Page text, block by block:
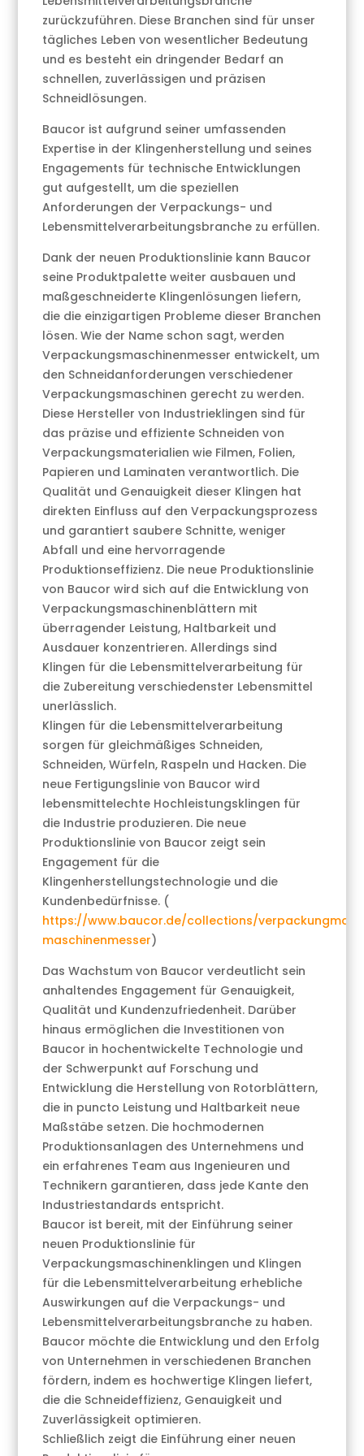
zurückzuführen. Diese Branchen sind für unser
tägliches Leben von wesentlicher Bedeutung
und es besteht ein dringender Bedarf an
schnellen, zuverlässigen und präzisen
Schneidlösungen.
Baucor ist aufgrund seiner umfassenden
Expertise in der Klingenherstellung und seines
Engagements für technische Entwicklungen
gut aufgestellt, um die speziellen
Anforderungen der Verpackungs- und
Lebensmittelverarbeitungsbranche zu erfüllen.
Dank der neuen Produktionslinie kann Baucor
seine Produktpalette weiter ausbauen und
maßgeschneiderte Klingenlösungen liefern,
die die einzigartigen Probleme dieser Branchen
lösen. Wie der Name schon sagt, werden
Verpackungsmaschinenmesser entwickelt, um
den Schneidanforderungen verschiedener
Verpackungsmaschinen gerecht zu werden.
Diese Hersteller von Industrieklingen sind für
das präzise und effiziente Schneiden von
Verpackungsmaterialien wie Filmen, Folien,
Papieren und Laminaten verantwortlich. Die
Qualität und Genauigkeit dieser Klingen hat
direkten Einfluss auf den Verpackungsprozess
und garantiert saubere Schnitte, weniger
Abfall und eine hervorragende
Produktionseffizienz. Die neue Produktionslinie
von Baucor wird sich auf die Entwicklung von
Verpackungsmaschinenblättern mit
überragender Leistung, Haltbarkeit und
Ausdauer konzentrieren. Allerdings sind
Klingen für die Lebensmittelverarbeitung für
die Zubereitung verschiedenster Lebensmittel
unerlässlich.
Klingen für die Lebensmittelverarbeitung
sorgen für gleichmäßiges Schneiden,
Schneiden, Würfeln, Raspeln und Hacken. Die
neue Fertigungslinie von Baucor wird
lebensmittelechte Hochleistungsklingen für
die Industrie produzieren. Die neue
Produktionslinie von Baucor zeigt sein
Engagement für die
Klingenherstellungstechnologie und die
Kundenbedürfnisse. (
https://www.baucor.de/collections/
maschinenmesser)
Das Wachstum von Baucor verdeutlicht sein
anhaltendes Engagement für Genauigkeit,
Qualität und Kundenzufriedenheit. Darüber
hinaus ermöglichen die Investitionen von
Baucor in hochentwickelte Technologie und
der Schwerpunkt auf Forschung und
Entwicklung die Herstellung von Rotorblättern,
die in puncto Leistung und Haltbarkeit neue
Maßstäbe setzen. Die hochmodernen
Produktionsanlagen des Unternehmens und
ein erfahrenes Team aus Ingenieuren und
Technikern garantieren, dass jede Kante den
Industriestandards entspricht.
Baucor ist bereit, mit der Einführung seiner
neuen Produktionslinie für
Verpackungsmaschinenklingen und Klingen
für die Lebensmittelverarbeitung erhebliche
Auswirkungen auf die Verpackungs- und
Lebensmittelverarbeitungsbranche zu haben.
Baucor möchte die Entwicklung und den Erfolg
von Unternehmen in verschiedenen Branchen
fördern, indem es hochwertige Klingen liefert,
die die Schneideffizienz, Genauigkeit und
Zuverlässigkeit optimieren.
Schließlich zeigt die Einführung einer neuen